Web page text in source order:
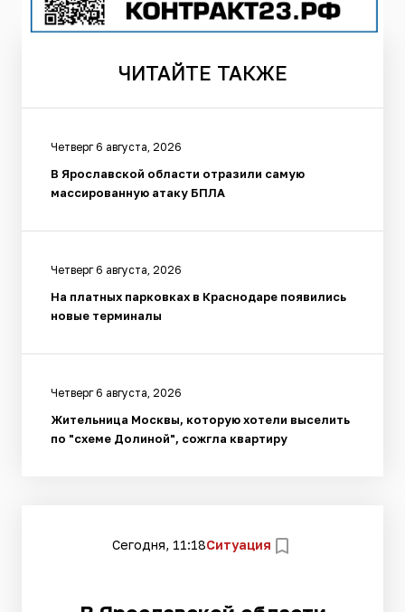
ЧИТАЙТЕ ТАКЖЕ
Четверг 6 августа, 2026
В Ярославской области отразили самую
массированную атаку БПЛА
Четверг 6 августа, 2026
На платных парковках в Краснодаре появились
новые терминалы
Четверг 6 августа, 2026
Жительница Москвы, которую хотели выселить
по "схеме Долиной", сожгла квартиру
Сегодня, 11:18Ситуация